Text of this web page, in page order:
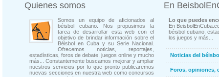
Quienes somos
Somos un equipo de aficionados al
béisbol cubano. Nos propusimos la
tarea de desarrollar esta web con el
objetivo de brindar información sobre el
Béisbol en Cuba y su Serie Nacional.
Ofrecemos noticias, reportajes,
estadísticas, foros de debate, juegos online y mucho
más... Constantemente buscamos mejorar y ampliar
nuestros servicios por lo que pronto publicaremos
nuevas secciones en nuestra web como concursos
En
Lo que puedes
En
béisbol cubano,
los juegos y más...
Noticias del
Foros, opiniones,